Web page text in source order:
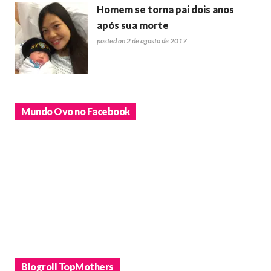
Homem se torna pai dois anos
após sua morte
posted on 2 de agosto de 2017
Mundo Ovo no Facebook
Blogroll TopMothers